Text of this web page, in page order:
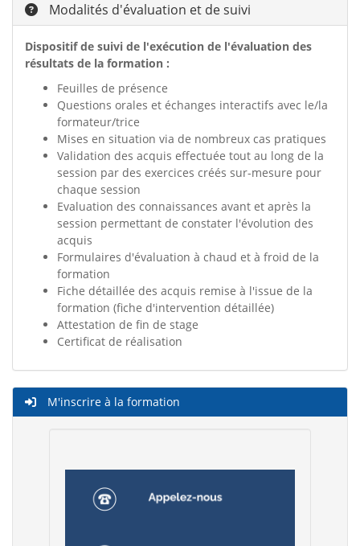
Modalités d'évaluation et de suivi
Dispositif de suivi de l'exécution de l'évaluation des
résultats de la formation :
Feuilles de présence
Questions orales et échanges interactifs avec le/la
formateur/trice
Mises en situation via de nombreux cas pratiques
Validation des acquis effectuée tout au long de la
session par des exercices créés sur-mesure pour
chaque session
Evaluation des connaissances avant et après la
session permettant de constater l'évolution des
acquis
Formulaires d'évaluation à chaud et à froid de la
formation
Fiche détaillée des acquis remise à l'issue de la
formation (fiche d'intervention détaillée)
Attestation de fin de stage
Certificat de réalisation
M'inscrire à la formation